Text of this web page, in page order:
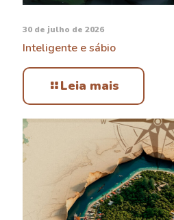
30 de julho de 2026
Inteligente e sábio
Leia mais